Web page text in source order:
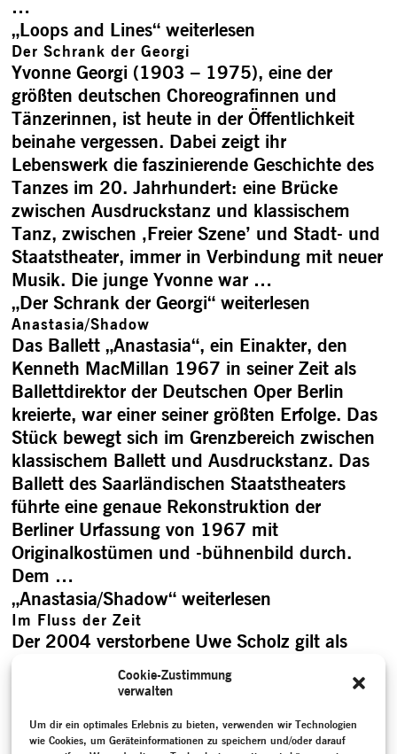
Cookie-Zustimmung
verwalten
Um dir ein optimales Erlebnis zu bieten, verwenden wir Technologien
wie Cookies, um Geräteinformationen zu speichern und/oder darauf
…
„Loops and Lines“weiterlesen
Der Schrank der Georgi
Yvonne Georgi (1903 – 1975), eine der
größten deutschen Choreografinnen und
Tänzerinnen, ist heute in der Öffentlichkeit
beinahe vergessen. Dabei zeigt ihr
Lebenswerk die faszinierende Geschichte des
Tanzes im 20. Jahrhundert: eine Brücke
zwischen Ausdruckstanz und klassischem
Tanz, zwischen ‚Freier Szene’ und Stadt- und
Staatstheater, immer in Verbindung mit neuer
Musik. Die junge Yvonne war …
„Der Schrank der Georgi“weiterlesen
Anastasia/­Shadow
Das Ballett „Anastasia“, ein Einakter, den
Kenneth MacMillan 1967 in seiner Zeit als
Ballettdirektor der Deutschen Oper Berlin
kreierte, war einer seiner größten Erfolge. Das
Stück bewegt sich im Grenzbereich zwischen
klassischem Ballett und Ausdruckstanz. Das
Ballett des Saarländischen Staatstheaters
führte eine genaue Rekonstruktion der
Berliner Urfassung von 1967 mit
Originalkostümen und -bühnenbild durch.
Dem …
„Anastasia/­Shadow“weiterlesen
Im Fluss der Zeit
Der 2004 verstorbene Uwe Scholz gilt als
einer der wichtigsten Choreografen der
jüngeren deutschen Geschichte und ist
klassischer und moderner Musik. Nach den